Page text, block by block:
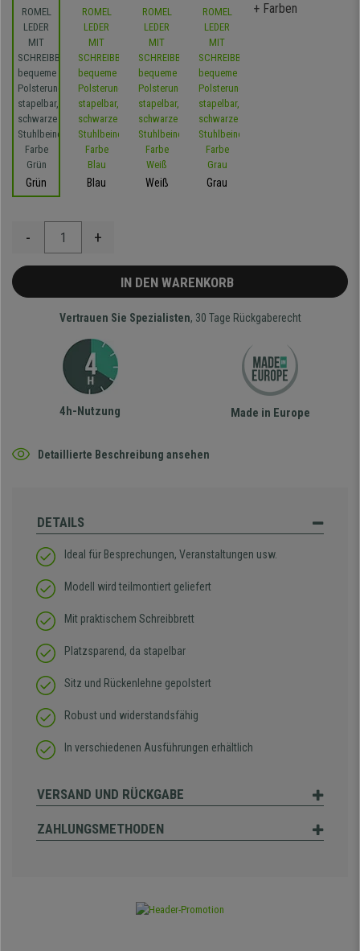
Grün Blau Weiß Grau
+ Farben
- +
IN DEN WARENKORB
Vertrauen Sie Spezialisten, 30 Tage Rückgaberecht
4h-Nutzung Made in Europe
Detaillierte Beschreibung ansehen
DETAILS
Ideal für Besprechungen, Veranstaltungen usw.
Modell wird teilmontiert geliefert
Mit praktischem Schreibbrett
Platzsparend, da stapelbar
Sitz und Rückenlehne gepolstert
Robust und widerstandsfähig
In verschiedenen Ausführungen erhältlich
VERSAND UND RÜCKGABE
ZAHLUNGSMETHODEN